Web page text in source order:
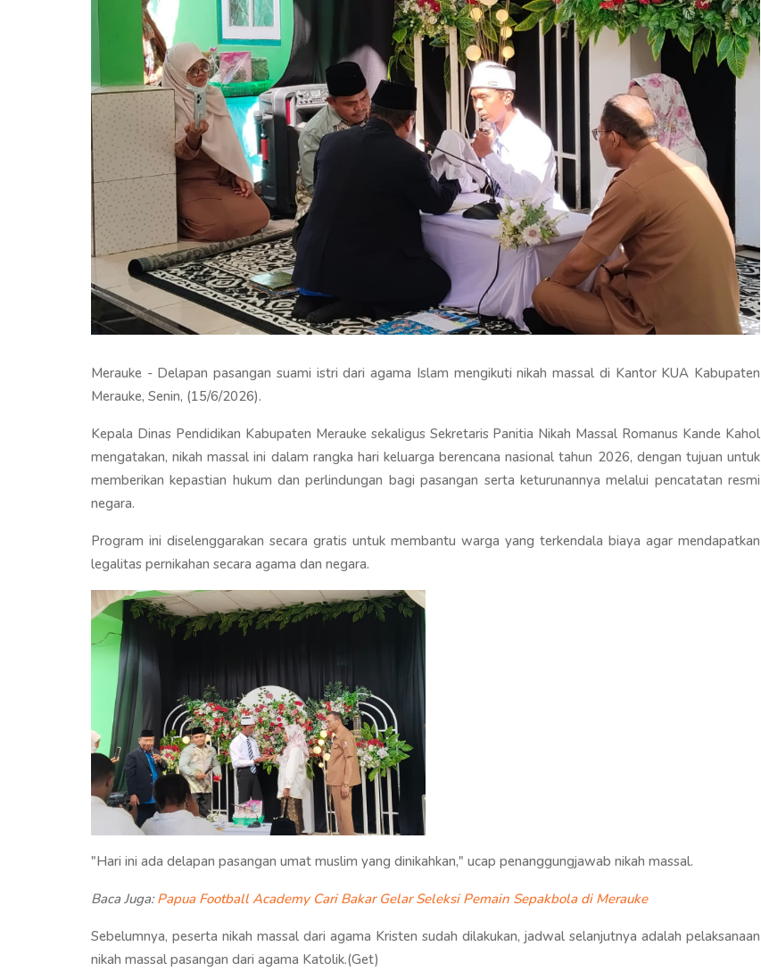
Merauke - Delapan pasangan suami istri dari agama Islam mengikuti nikah massal di Kantor KUA Kabupaten
Merauke, Senin, (15/6/2026).
Kepala Dinas Pendidikan Kabupaten Merauke sekaligus Sekretaris Panitia Nikah Massal Romanus Kande Kahol
mengatakan, nikah massal ini dalam rangka hari keluarga berencana nasional tahun 2026, dengan tujuan untuk
memberikan kepastian hukum dan perlindungan bagi pasangan serta keturunannya melalui pencatatan resmi
negara.
Program ini diselenggarakan secara gratis untuk membantu warga yang terkendala biaya agar mendapatkan
legalitas pernikahan secara agama dan negara.
"Hari ini ada delapan pasangan umat muslim yang dinikahkan," ucap penanggungjawab nikah massal.
Baca Juga:Papua Football Academy Cari Bakar Gelar Seleksi Pemain Sepakbola di Merauke
Sebelumnya, peserta nikah massal dari agama Kristen sudah dilakukan, jadwal selanjutnya adalah pelaksanaan
nikah massal pasangan dari agama Katolik.(Get)